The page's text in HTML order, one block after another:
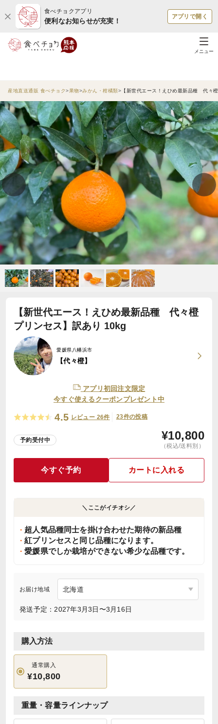
食べチョクアプリ
便利なお知らせが充実！
アプリで開く
メニュー
産地直送通販 食べチョク 果物 みかん・柑橘類 【新世代エース！えひめ最新品種 代々
【新世代エース！えひめ最新品種 代々橙
プリンセス】訳あり 10kg
愛媛県八幡浜市
【代々橙】
アプリ初回注文限定
今すぐ使えるクーポンプレゼント中
4.5 レビュー 26件 23件の投稿
予約受付中 ¥10,800
（税込/送料別）
今すぐ予約 カートに入れる
＼ここがイチオシ／
超人気品種同士を掛け合わせた期待の新品種
紅プリンセスと同じ品種になります。
愛媛県でしか栽培ができない希少な品種です。
お届け地域
発送予定：2027年3月3日〜3月16日
購入方法
通常購入
¥10,800
重量・容量ラインナップ